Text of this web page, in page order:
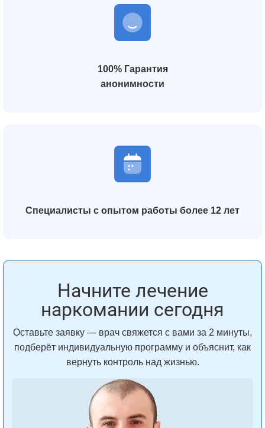
100% Гарантия
анонимности
Специалисты с опытом работы более 12 лет
Начните лечение
наркомании сегодня
Оставьте заявку — врач свяжется с вами за 2 минуты,
подберёт индивидуальную программу и объяснит, как
вернуть контроль над жизнью.